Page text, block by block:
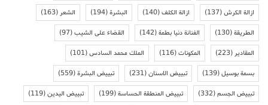
ازالة الكرش(137) ازالة الكلف(140) البشرة(194) الشعر(163)
الطريقة(130) الفنانة دنيا بطمة(142) القضاء على الشيب(97)
المقادير(223) المكونات(116) الملك محمد السادس(101)
بسمة بوسيل(139) تبييض الاسنان(231) تبييض البشرة(559)
تبييض الجسم(332) تبييض المنطقة الحساسة(199) تبييض اليدين(119)